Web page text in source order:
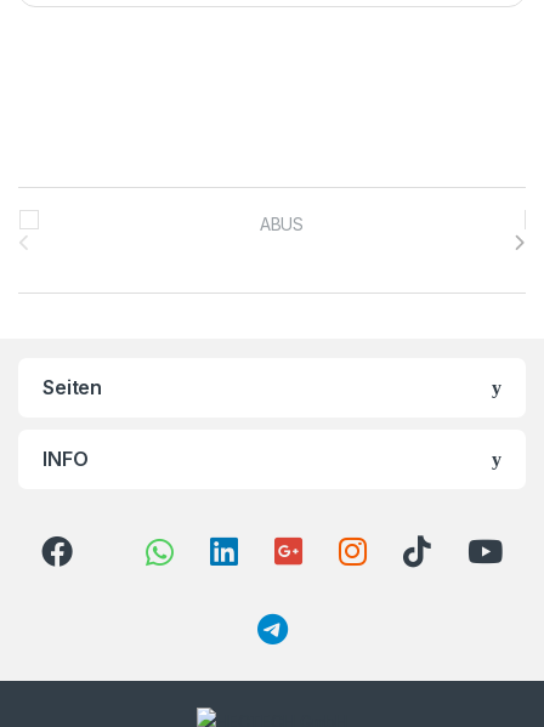
Brands Carousel
Seiten
INFO